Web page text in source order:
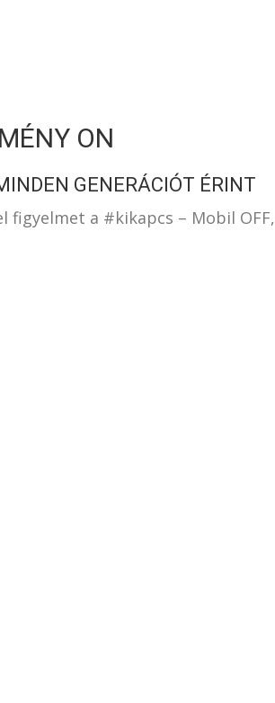
ON
GENERÁCIÓT ÉRINT
figyelmet a #kikapcs – Mobil OFF,